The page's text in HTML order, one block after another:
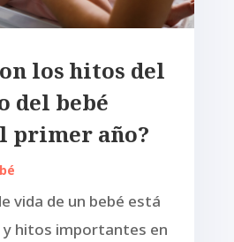
los hitos del
del bebé
primer año?
vida de un bebé está
y hitos importantes en